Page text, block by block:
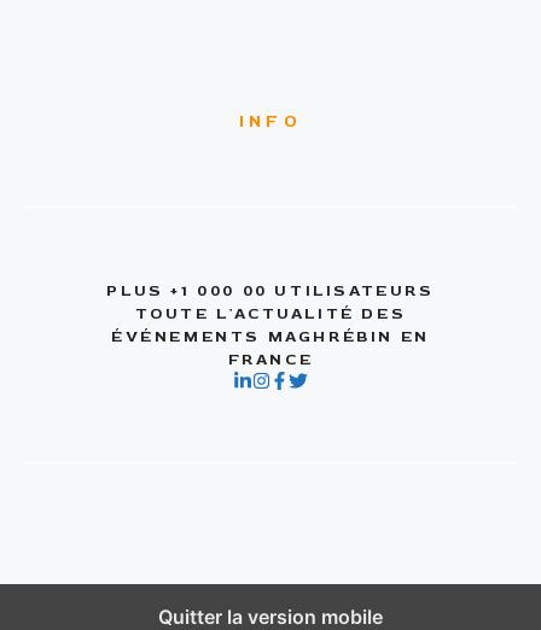
INFO
PLUS +1 000 00 UTILISATEURS
TOUTE L'ACTUALITÉ DES
ÉVÉNEMENTS MAGHRÉBIN EN
FRANCE
Quitter la version mobile